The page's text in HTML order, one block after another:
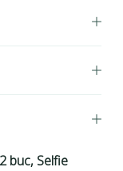
buc, Selfie